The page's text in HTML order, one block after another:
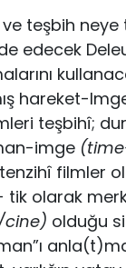
teşbih neye
edecek
hareket-
teşbihî;
imge
filmler
tik olarak
cine) olduğu